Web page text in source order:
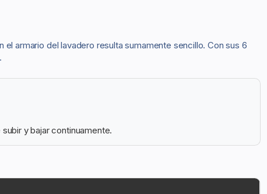
el armario del lavadero resulta sumamente sencillo. Con sus 6
.
y bajar continuamente.